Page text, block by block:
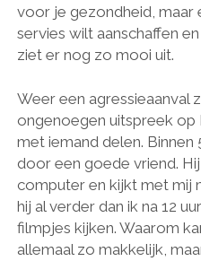
voor je gezondheid, maar
servies wilt aanschaffen
ziet er nog zo mooi uit.
Weer een agressieaanval
ongenoegen uitspreek
met iemand delen.
door een goede vriend.
computer en kijkt met mij
hij al verder dan ik na 12
filmpjes kijken. Waarom
allemaal zo makkelijk,